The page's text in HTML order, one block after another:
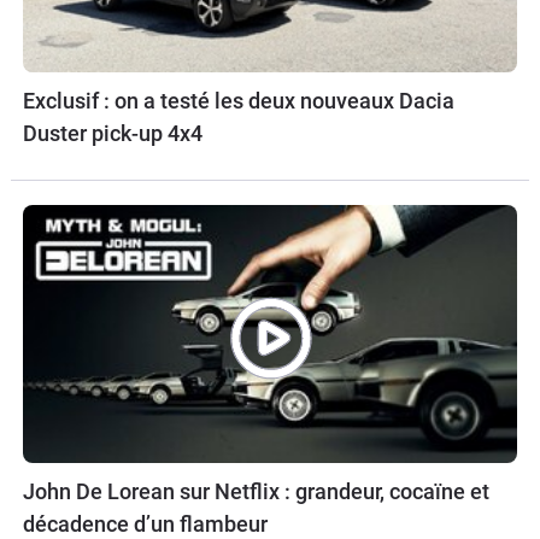
Exclusif : on a testé les deux nouveaux Dacia
Duster pick-up 4x4
John De Lorean sur Netflix : grandeur, cocaïne et
décadence d’un flambeur